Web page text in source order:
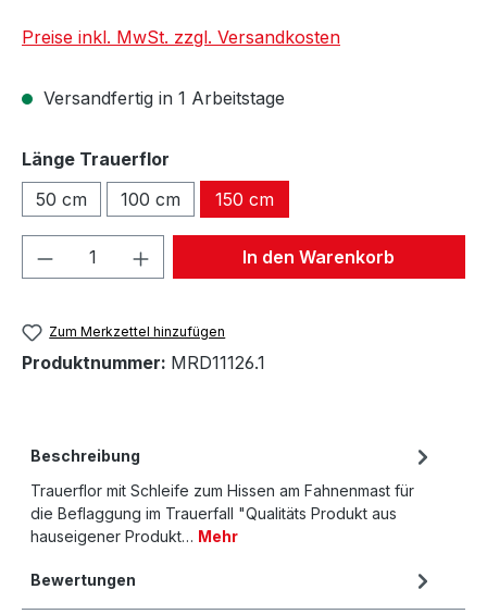
Preise inkl. MwSt. zzgl. Versandkosten
Versandfertig in 1 Arbeitstage
Länge Trauerflor
50 cm
100 cm 150 cm
Produkt Anzahl: Gib denIn den Warenkorb
Zum Merkzettel hinzufügen
Produktnummer: MRD11126.1
Beschreibung
Trauerflor mit Schleife zum Hissen am Fahnenmast für
die Beflaggung im Trauerfall "Qualitäts Produkt aus
hauseigener Produkt… Mehr
Bewertungen